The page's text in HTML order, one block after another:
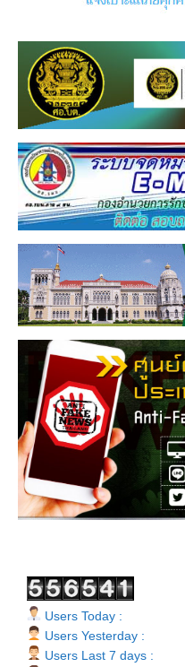
Users Today :
Users Yesterday :
Users Last 7 days :